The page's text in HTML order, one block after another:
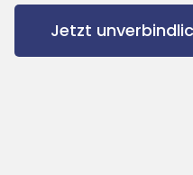
Jetzt